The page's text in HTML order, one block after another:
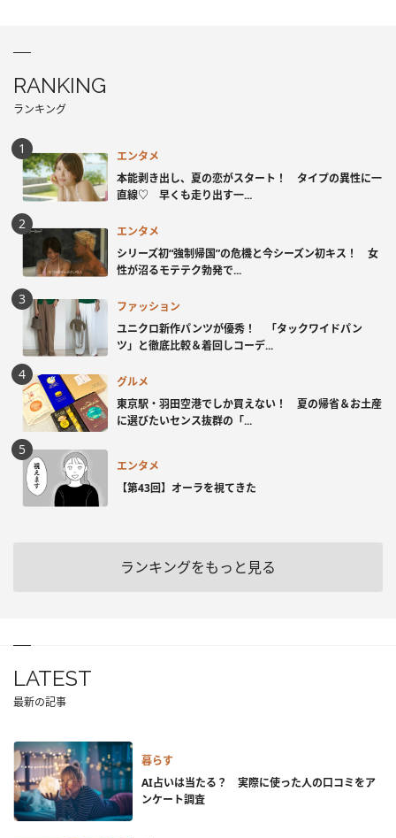
RANKING
ランキング
エンタメ
本能剥き出し、夏の恋がスタート！ タイプの異性に一
直線♡ 早くも走り出す一...
エンタメ
シリーズ初“強制帰国”の危機と今シーズン初キス！ 女
性が沼るモテテク勃発で...
ファッション
ユニクロ新作パンツが優秀！ 「タックワイドパン
ツ」と徹底比較＆着回しコーデ...
グルメ
東京駅・羽田空港でしか買えない！ 夏の帰省＆お土産
に選びたいセンス抜群の「...
エンタメ
【第43回】オーラを視てきた
ランキングをもっと見る
LATEST
最新の記事
暮らす
AI占いは当たる？ 実際に使った人の口コミをア
ンケート調査